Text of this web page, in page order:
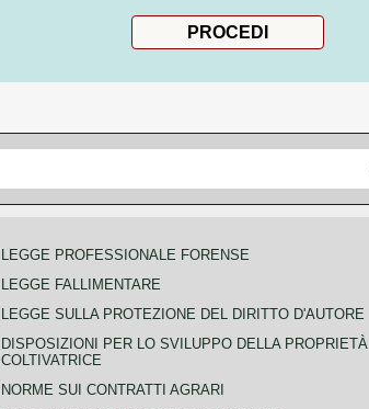
LEGGE PROFESSIONALE FORENSE
LEGGE FALLIMENTARE
LEGGE SULLA PROTEZIONE DEL DIRITTO D'AUTORE
DISPOSIZIONI PER LO SVILUPPO DELLA PROPRIETÀ
COLTIVATRICE
NORME SUI CONTRATTI AGRARI